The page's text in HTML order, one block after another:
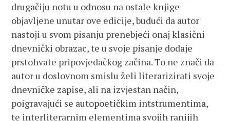
drugačiju notu u odnosu na ostale knjige
objavljene unutar ove edicije, budući da autor
nastoji u svom pisanju prenebjeći onaj klasični
dnevnički obrazac, te u svoje pisanje dodaje
prstohvate pripovjedačkog začina. To ne znači da
autor u doslovnom smislu želi literarizirati svoje
dnevničke zapise, ali na izvjestan način,
poigravajući se autopoetičkim intstrumentima,
te interliterarnim elementima svojih ranijih